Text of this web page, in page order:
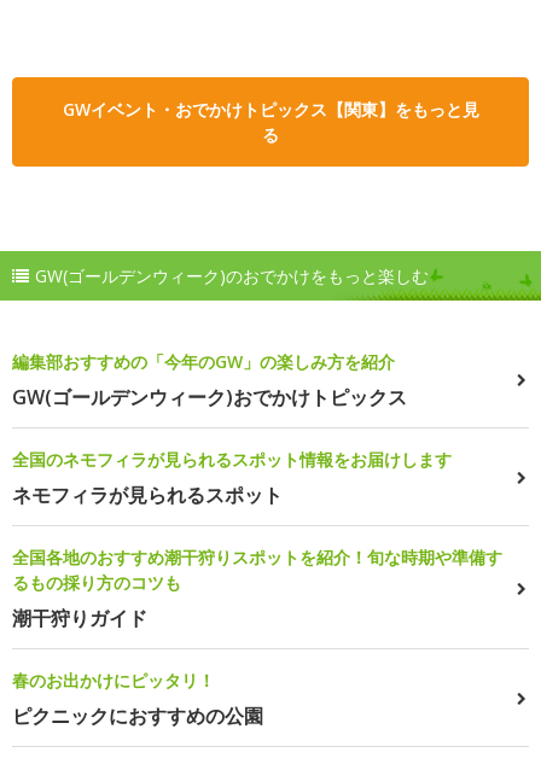
GWイベント・おでかけトピックス【関東】をもっと見
る
GW(ゴールデンウィーク)のおでかけをもっと楽しむ
編集部おすすめの「今年のGW」の楽しみ方を紹介
GW(ゴールデンウィーク)おでかけトピックス
全国のネモフィラが見られるスポット情報をお届けします
ネモフィラが見られるスポット
全国各地のおすすめ潮干狩りスポットを紹介！旬な時期や準備す
るもの採り方のコツも
潮干狩りガイド
春のお出かけにピッタリ！
ピクニックにおすすめの公園